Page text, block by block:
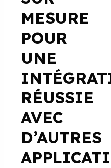
MESURE
POUR
UNE
RÉUSSIE
AVEC
D’AUTRES